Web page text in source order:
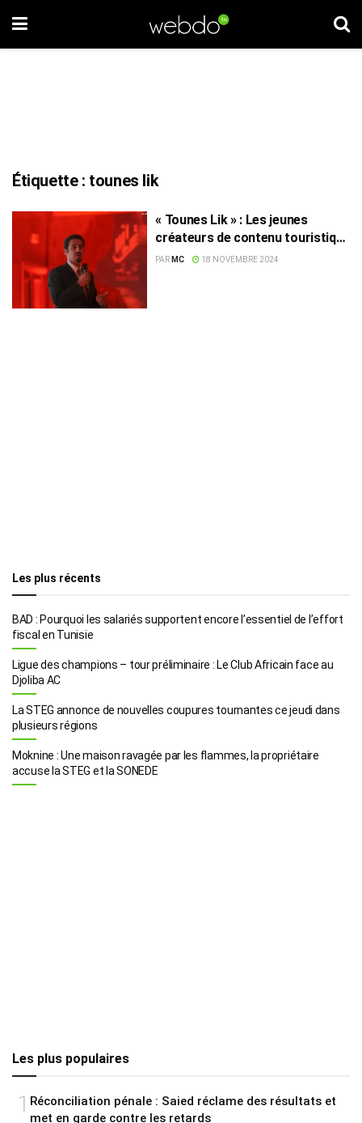
Étiquette : tounes lik
« Tounes Lik » : Les jeunes
créateurs de contenu touristique
honorés par Ooredoo
PAR MC 18 NOVEMBRE 2024
Les plus récents
BAD : Pourquoi les salariés supportent encore l’essentiel de l’effort
fiscal en Tunisie
Ligue des champions – tour préliminaire : Le Club Africain face au
Djoliba AC
La STEG annonce de nouvelles coupures tournantes ce jeudi dans
plusieurs régions
Moknine : Une maison ravagée par les flammes, la propriétaire
accuse la STEG et la SONEDE
Les plus populaires
1 Réconciliation pénale : Saied réclame des résultats et
met en garde contre les retards